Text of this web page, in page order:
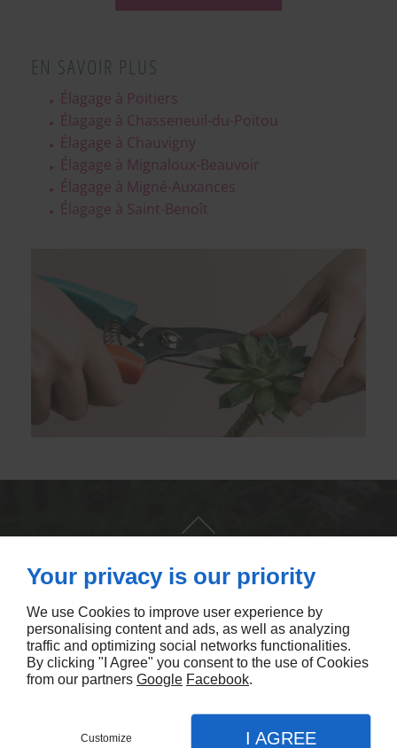
EN SAVOIR PLUS
Élagage à Poitiers
Élagage à Chasseneuil-du-Poitou
Élagage à Chauvigny
Élagage à Mignaloux-Beauvoir
Élagage à Migné-Auxances
Élagage à Saint-Benoît
NOUS CONTACTER
Your privacy is our priority
We use Cookies to improve user experience by
personalising content and ads, as well as analyzing
traffic and optimizing social networks functionalities.
By clicking "I Agree" you consent to the use of Cookies
from our partners Google Facebook.
Customize I AGREE